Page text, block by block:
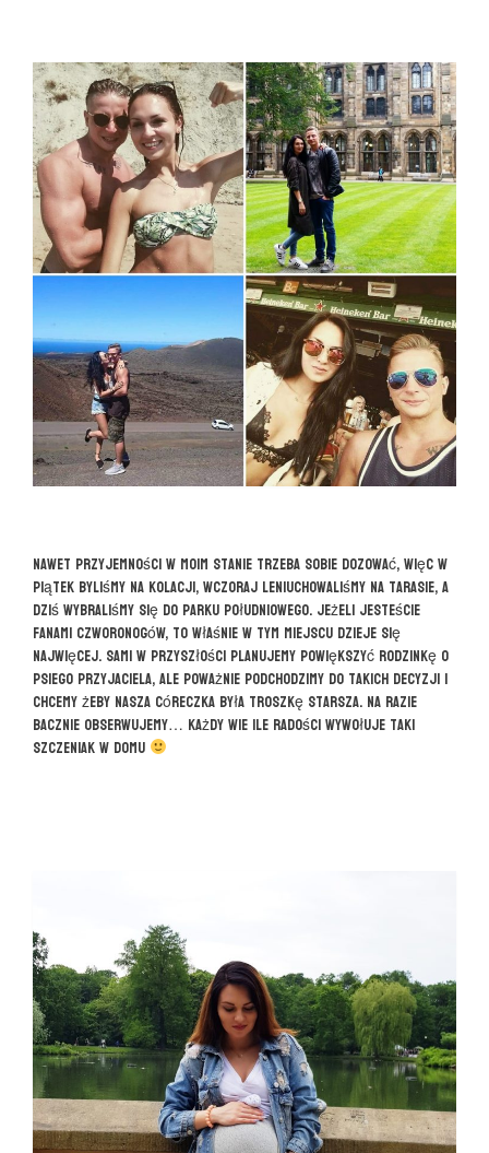
Nawet przyjemności w moim stanie trzeba sobie dozować, więc w
piątek byliśmy na kolacji, wczoraj leniuchowaliśmy na tarasie, a
dziś wybraliśmy się do parku południowego. Jeżeli jesteście
fanami czworonogów, to właśnie w tym miejscu dzieje się
najwięcej. Sami w przyszłości planujemy powiększyć rodzinkę o
psiego przyjaciela, ale poważnie podchodzimy do takich decyzji i
chcemy żeby nasza córeczka była troszkę starsza. Na razie
bacznie obserwujemy… Każdy wie ile radości wywołuje taki
szczeniak w domu